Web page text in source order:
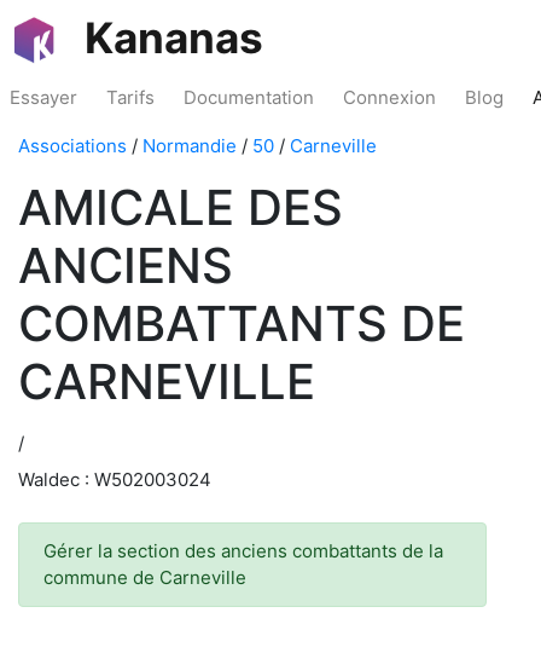
Kananas
Essayer Tarifs Documentation Connexion Blog
Associations / Normandie / 50 / Carneville
AMICALE DES
ANCIENS
COMBATTANTS DE
CARNEVILLE
/
Waldec : W502003024
Gérer la section des anciens combattants de la
commune de Carneville